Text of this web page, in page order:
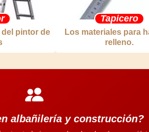
del pintor de
Tapicero
Los materiales para
relleno.
albañilería y construcción?